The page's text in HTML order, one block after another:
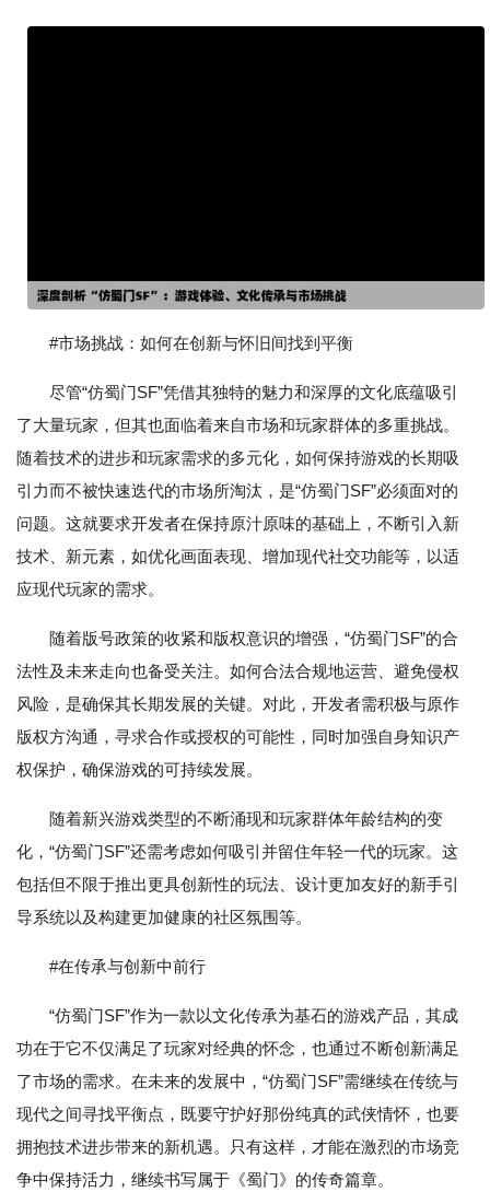
#市场挑战：如何在创新与怀旧间找到平衡
尽管“仿蜀门SF”凭借其独特的魅力和深厚的文化底蕴吸引
了大量玩家，但其也面临着来自市场和玩家群体的多重挑战。
随着技术的进步和玩家需求的多元化，如何保持游戏的长期吸
引力而不被快速迭代的市场所淘汰，是“仿蜀门SF”必须面对的
问题。这就要求开发者在保持原汁原味的基础上，不断引入新
技术、新元素，如优化画面表现、增加现代社交功能等，以适
应现代玩家的需求。
随着版号政策的收紧和版权意识的增强，“仿蜀门SF”的合
法性及未来走向也备受关注。如何合法合规地运营、避免侵权
风险，是确保其长期发展的关键。对此，开发者需积极与原作
版权方沟通，寻求合作或授权的可能性，同时加强自身知识产
权保护，确保游戏的可持续发展。
随着新兴游戏类型的不断涌现和玩家群体年龄结构的变
化，“仿蜀门SF”还需考虑如何吸引并留住年轻一代的玩家。这
包括但不限于推出更具创新性的玩法、设计更加友好的新手引
导系统以及构建更加健康的社区氛围等。
#在传承与创新中前行
“仿蜀门SF”作为一款以文化传承为基石的游戏产品，其成
功在于它不仅满足了玩家对经典的怀念，也通过不断创新满足
了市场的需求。在未来的发展中，“仿蜀门SF”需继续在传统与
现代之间寻找平衡点，既要守护好那份纯真的武侠情怀，也要
拥抱技术进步带来的新机遇。只有这样，才能在激烈的市场竞
争中保持活力，继续书写属于《蜀门》的传奇篇章。